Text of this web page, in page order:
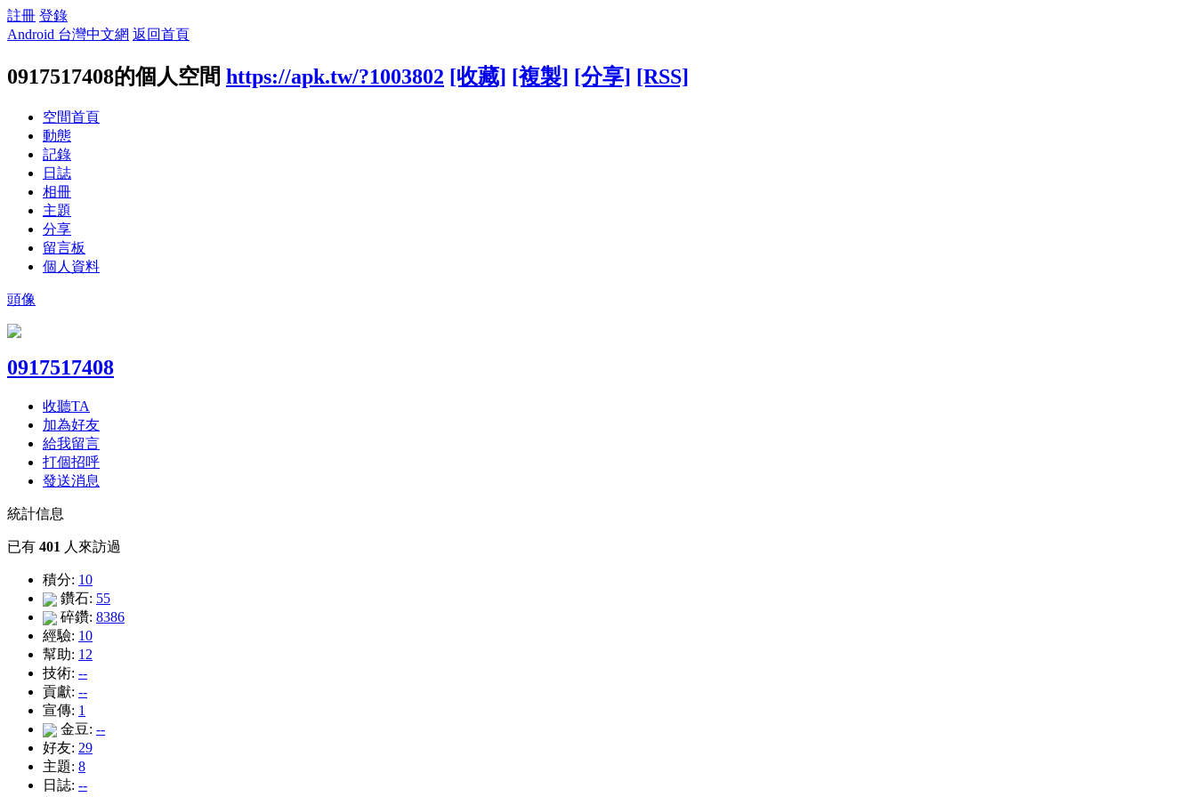
註冊 登錄
Android 台灣中文網 返回首頁
0917517408的個人空間 https://apk.tw/?1003802 [收藏] [複製] [分享] [RSS]
空間首頁
動態
記錄
日誌
相冊
主題
分享
留言板
個人資料
頭像
0917517408
收聽TA
加為好友
給我留言
打個招呼
發送消息
統計信息
已有 401 人來訪過
積分: 10
鑽石: 55
碎鑽: 8386
經驗: 10
幫助: 12
技術: --
貢獻: --
宣傳: 1
金豆: --
好友: 29
主題: 8
日誌: --